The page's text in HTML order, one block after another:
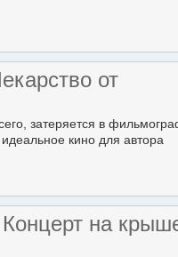
от
затеряется в
кино для автора
на